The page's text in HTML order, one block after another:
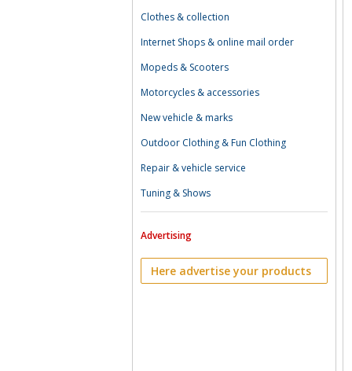
Clothes & collection
Internet Shops & online mail order
Mopeds & Scooters
Motorcycles & accessories
New vehicle & marks
Outdoor Clothing & Fun Clothing
Repair & vehicle service
Tuning & Shows
Advertising
Here advertise your products